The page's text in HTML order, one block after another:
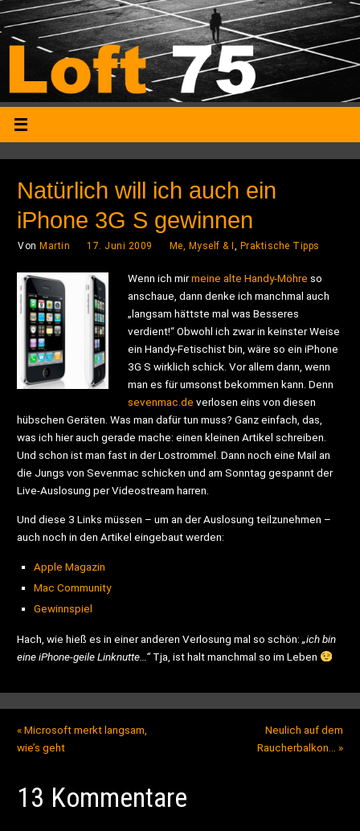
Natürlich will ich auch ein
iPhone 3G S gewinnen
Von Martin 17. Juni 2009 Me, Myself & I , Praktische Tipps
Wenn ich mirmeine alte Handy-Möhre so
anschaue, dann denke ich manchmal auch
„langsam hättste mal was Besseres
verdient!“ Obwohl ich zwar in keinster Weise
ein Handy-Fetischist bin, wäre so ein iPhone
3G S wirklich schick. Vor allem dann, wenn
man es für umsonst bekommen kann. Denn
sevenmac.de verlosen eins von diesen
hübschen Geräten. Was man dafür tun muss? Ganz einfach, das,
was ich hier auch gerade mache: einen kleinen Artikel schreiben.
Und schon ist man fast in der Lostrommel. Dann noch eine Mail an
die Jungs von Sevenmac schicken und am Sonntag gespannt der
Live-Auslosung per Videostream harren.
Und diese 3 Links müssen – um an der Auslosung teilzunehmen –
auch noch in den Artikel eingebaut werden:
Apple Magazin
Mac Community
Gewinnspiel
Hach, wie hieß es in einer anderen Verlosung mal so schön:„ich bin
eine iPhone-geile Linknutte…“Tja, ist halt manchmal so im Leben
«Microsoft merkt langsam,
wie’s geht
Neulich auf dem
Raucherbalkon… »
13 Kommentare